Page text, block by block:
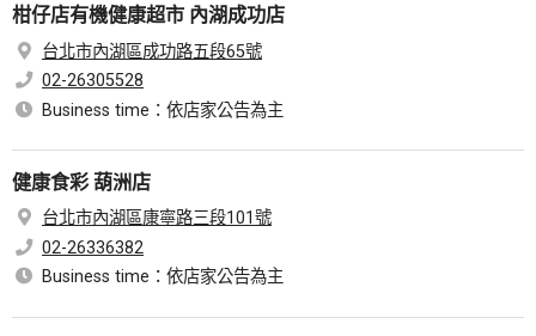
柑仔店有機健康超市 內湖成功店
台北市內湖區成功路五段65號
02-26305528
Business time：依店家公告為主
健康食彩 葫洲店
台北市內湖區康寧路三段101號
02-26336382
Business time：依店家公告為主